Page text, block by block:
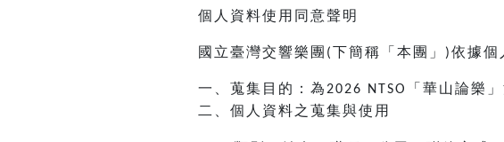
個人資料使用同意聲明
國立臺灣交響樂團 (下簡稱「本團」 )依據個
一、蒐集目的：為2026 NTSO
「華山論樂
二、個人資料之蒐集與使用